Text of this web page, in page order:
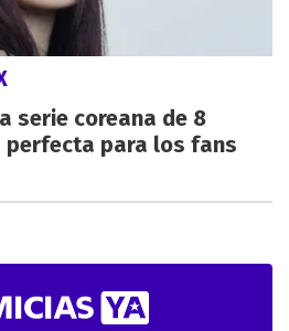
serie coreana de 8
perfecta para los fans